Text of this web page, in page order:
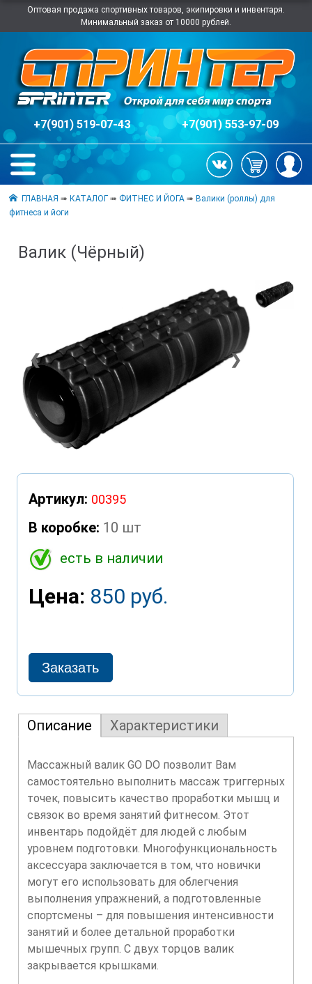
Оптовая продажа спортивных товаров, экипировки и инвентаря.
Минимальный заказ от 10000 рублей.
+7(901) 519-07-43 +7(901) 553-97-09
ГЛАВНАЯ ➠КАТАЛОГ ➠ ФИТНЕС И ЙОГА ➠Валики (роллы) для
фитнеса и йоги
Валик (Чёрный)
❮ ❯
Артикул: 00395
В коробке: 10 шт
есть в наличии
Цена: 850 руб.
Описание Характеристики
Массажный валик GO DO позволит Вам
самостоятельно выполнить массаж триггерных
точек, повысить качество проработки мышц и
связок во время занятий фитнесом. Этот
инвентарь подойдёт для людей с любым
уровнем подготовки. Многофункциональность
аксессуара заключается в том, что новички
могут его использовать для облегчения
выполнения упражнений, а подготовленные
спортсмены – для повышения интенсивности
занятий и более детальной проработки
мышечных групп. С двух торцов валик
закрывается крышками.